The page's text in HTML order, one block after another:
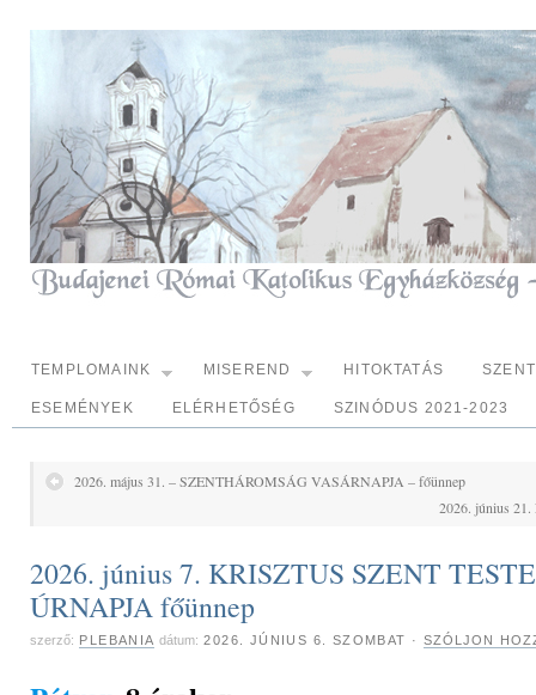
TEMPLOMAINK MISEREND HITOKTATÁS
ESEMÉNYEK ELÉRHETŐSÉG SZINÓDUS 2021-2023
2026. május 31. – SZENTHÁROMSÁG VASÁRNAPJA – főünnep
2026. június
2026. június 7. KRISZTUS SZENT
ÚRNAPJA főünnep
szerző: PLEBANIA dátum: 2026. JÚNIUS 6. SZOMBAT · SZÓLJON